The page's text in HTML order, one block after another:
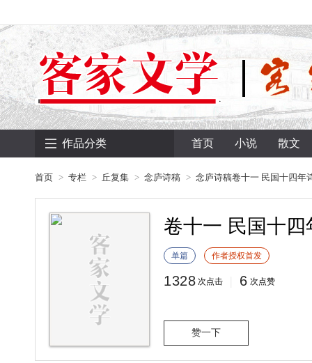
作品分类 首页 小说 散文
首页 专栏 丘复集 念庐诗稿 念庐诗稿卷十一 民国十四年
卷十一 民国十四
单篇 作者授权首发
1328 次点击 6 次点赞
赞一下